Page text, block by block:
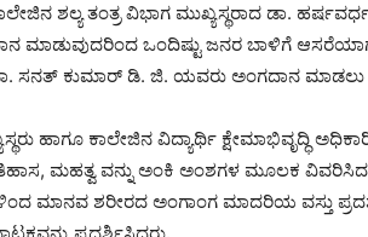
ಶಲ್ಯ ತಂತ್ರ ವಿಭಾಗ ಮುಖ್ಯಸ್ಥರಾದ ಡಾ.
ಮಾಡುವುದರಿಂದ ಒಂದಿಷ್ಟು ಜನರ ಬಾಳಿಗೆ
ಸನತ್ ಕುಮಾರ್ ಡಿ. ಜಿ. ಯವರು ಅಂಗದಾನ ಮಾಡಲು
ಹಾಗೂ ಕಾಲೇಜಿನ ವಿದ್ಯಾರ್ಥಿ ಕ್ಷೇಮಾಭಿವೃದ್ಧಿ
ಮಹತ್ವ ವನ್ನು ಅಂಕಿ ಅಂಶಗಳ ಮೂಲಕ
ಮಾನವ ಶರೀರದ ಅಂಗಾಂಗ ಮಾದರಿಯ ವಸ್ತು